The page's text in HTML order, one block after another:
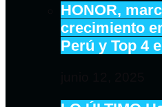
HONOR,
crecimiento
Perú y Top 4